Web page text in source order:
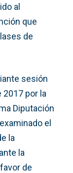
al
que
de
sesión
2017 por la
Diputación
el
la
la
de